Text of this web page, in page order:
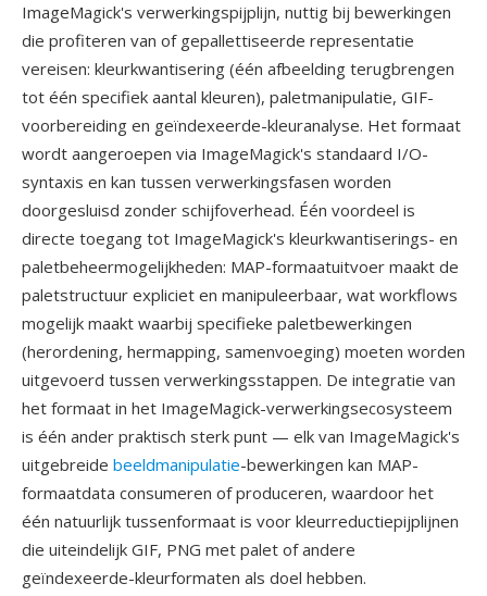
ImageMagick's verwerkingspijplijn, nuttig bij bewerkingen
die profiteren van of gepallettiseerde representatie
vereisen: kleurkwantisering (één afbeelding terugbrengen
tot één specifiek aantal kleuren), paletmanipulatie, GIF-
voorbereiding en geïndexeerde-kleuranalyse. Het formaat
wordt aangeroepen via ImageMagick's standaard I/O-
syntaxis en kan tussen verwerkingsfasen worden
doorgesluisd zonder schijfoverhead. Één voordeel is
directe toegang tot ImageMagick's kleurkwantiserings- en
paletbeheermogelijkheden: MAP-formaatuitvoer maakt de
paletstructuur expliciet en manipuleerbaar, wat workflows
mogelijk maakt waarbij specifieke paletbewerkingen
(herordening, hermapping, samenvoeging) moeten worden
uitgevoerd tussen verwerkingsstappen. De integratie van
het formaat in het ImageMagick-verwerkingsecosysteem
is één ander praktisch sterk punt — elk van ImageMagick's
uitgebreide beeldmanipulatie-bewerkingen kan MAP-
formaatdata consumeren of produceren, waardoor het
één natuurlijk tussenformaat is voor kleurreductiepijplijnen
die uiteindelijk GIF, PNG met palet of andere
geïndexeerde-kleurformaten als doel hebben.